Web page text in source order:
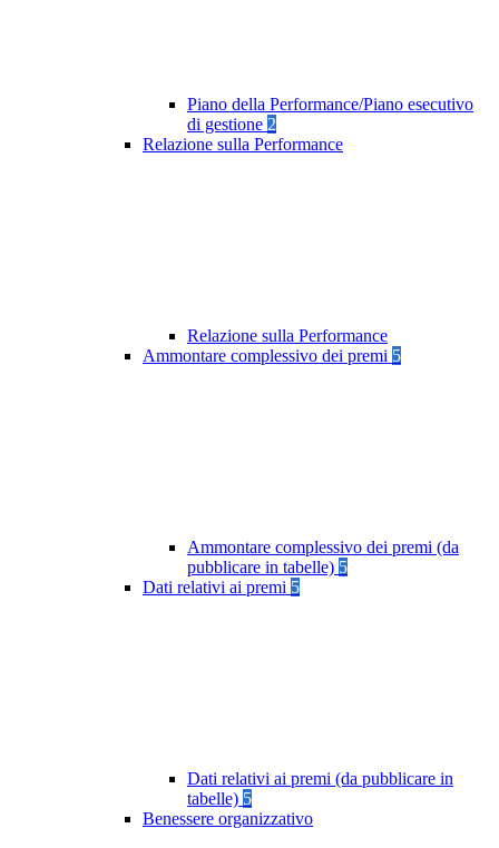
Piano della Performance/Piano esecutivo
di gestione 2
Relazione sulla Performance
Relazione sulla Performance
Ammontare complessivo dei premi 5
Ammontare complessivo dei premi (da
pubblicare in tabelle) 5
Dati relativi ai premi 5
Dati relativi ai premi (da pubblicare in
tabelle) 5
Benessere organizzativo